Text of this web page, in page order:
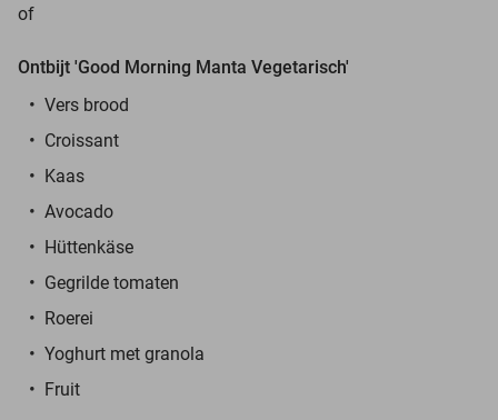
of
Ontbijt 'Good Morning Manta Vegetarisch'
Vers brood
Croissant
Kaas
Avocado
Hüttenkäse
Gegrilde tomaten
Roerei
Yoghurt met granola
Fruit